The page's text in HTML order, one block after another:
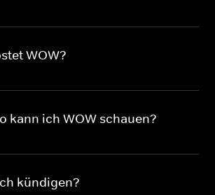
WOW?
kann ich WOW schauen?
kündigen?